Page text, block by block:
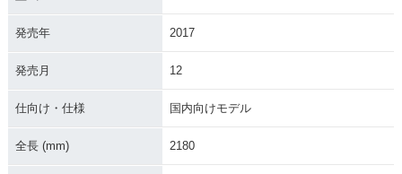
発売年 2017
発売月 12
仕向け・仕様 国内向けモデル
全長 (mm) 2180